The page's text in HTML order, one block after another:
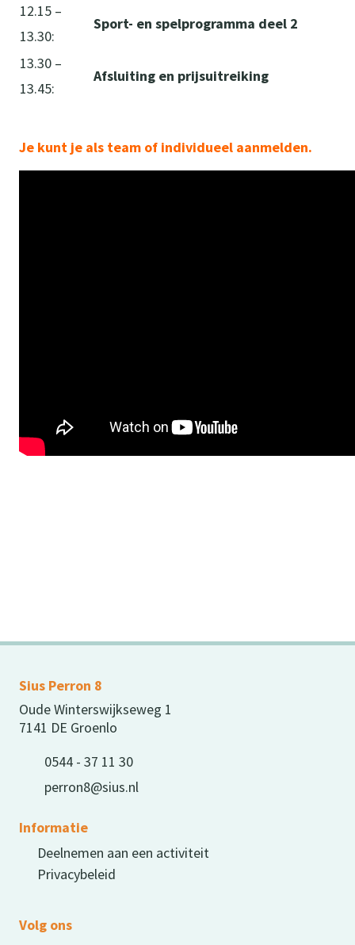
12.15 –
13.30:
Sport- en spelprogramma deel 2
13.30 –
13.45:
Afsluiting en prijsuitreiking
Je kunt je als team of individueel aanmelden.
Sius Perron 8
Oude Winterswijkseweg 1
7141 DE Groenlo
0544 - 37 11 30
perron8@sius.nl
Informatie
Deelnemen aan een activiteit
Privacybeleid
Volg ons